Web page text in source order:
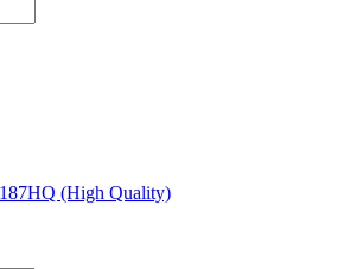
(High Quality)